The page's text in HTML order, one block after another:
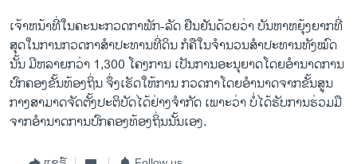
ເຈ້າຫນ້າທີ່ໃນຄະນະກວດກາພັກ-ລັດ ຢືນຢັນດ້ວຍ​ວ່າ ບັນຫາ​ຫຍຸ້ງຍາກ​ທີ່​
ສຸດ​ໃນ​ການ​ກວດກາສຳ​ປະທານ​ທີ່​ດິນ ກໍຄືໃນ​ຈຳນວນ​ສຳ​ປະທານ​ທັງ​ໝົດ
ນັ້ນ ມີຫລາຍກວ່າ 1,300 ໂຄງການ ເປັນການອະນຸຍາດໂດຍອຳນາດການ
ປົກຄອງຂັ້ນທ້ອງຖິ່ນ ຈຶ່ງເຮັດໃຫ້ການ ກວດກາໂດຍ​ອຳນາດ​ຈາກ​ຂັ້ນ​ສູນ​
ກາງສາມາດ​ຈັດຕັ້ງປະຕິບັດ​ໄດ້​ຢ່າງ​ຈຳກັດ ເພາະວ່າ ບໍ່​ໄດ້ຮັບ​ການ​ຮ່ວມ​ມື​
ຈາກ​ອຳນາດ​ການ​ປົກຄອງ​ທ້ອງ​ຖິ່ນນັ້ນເອງ.